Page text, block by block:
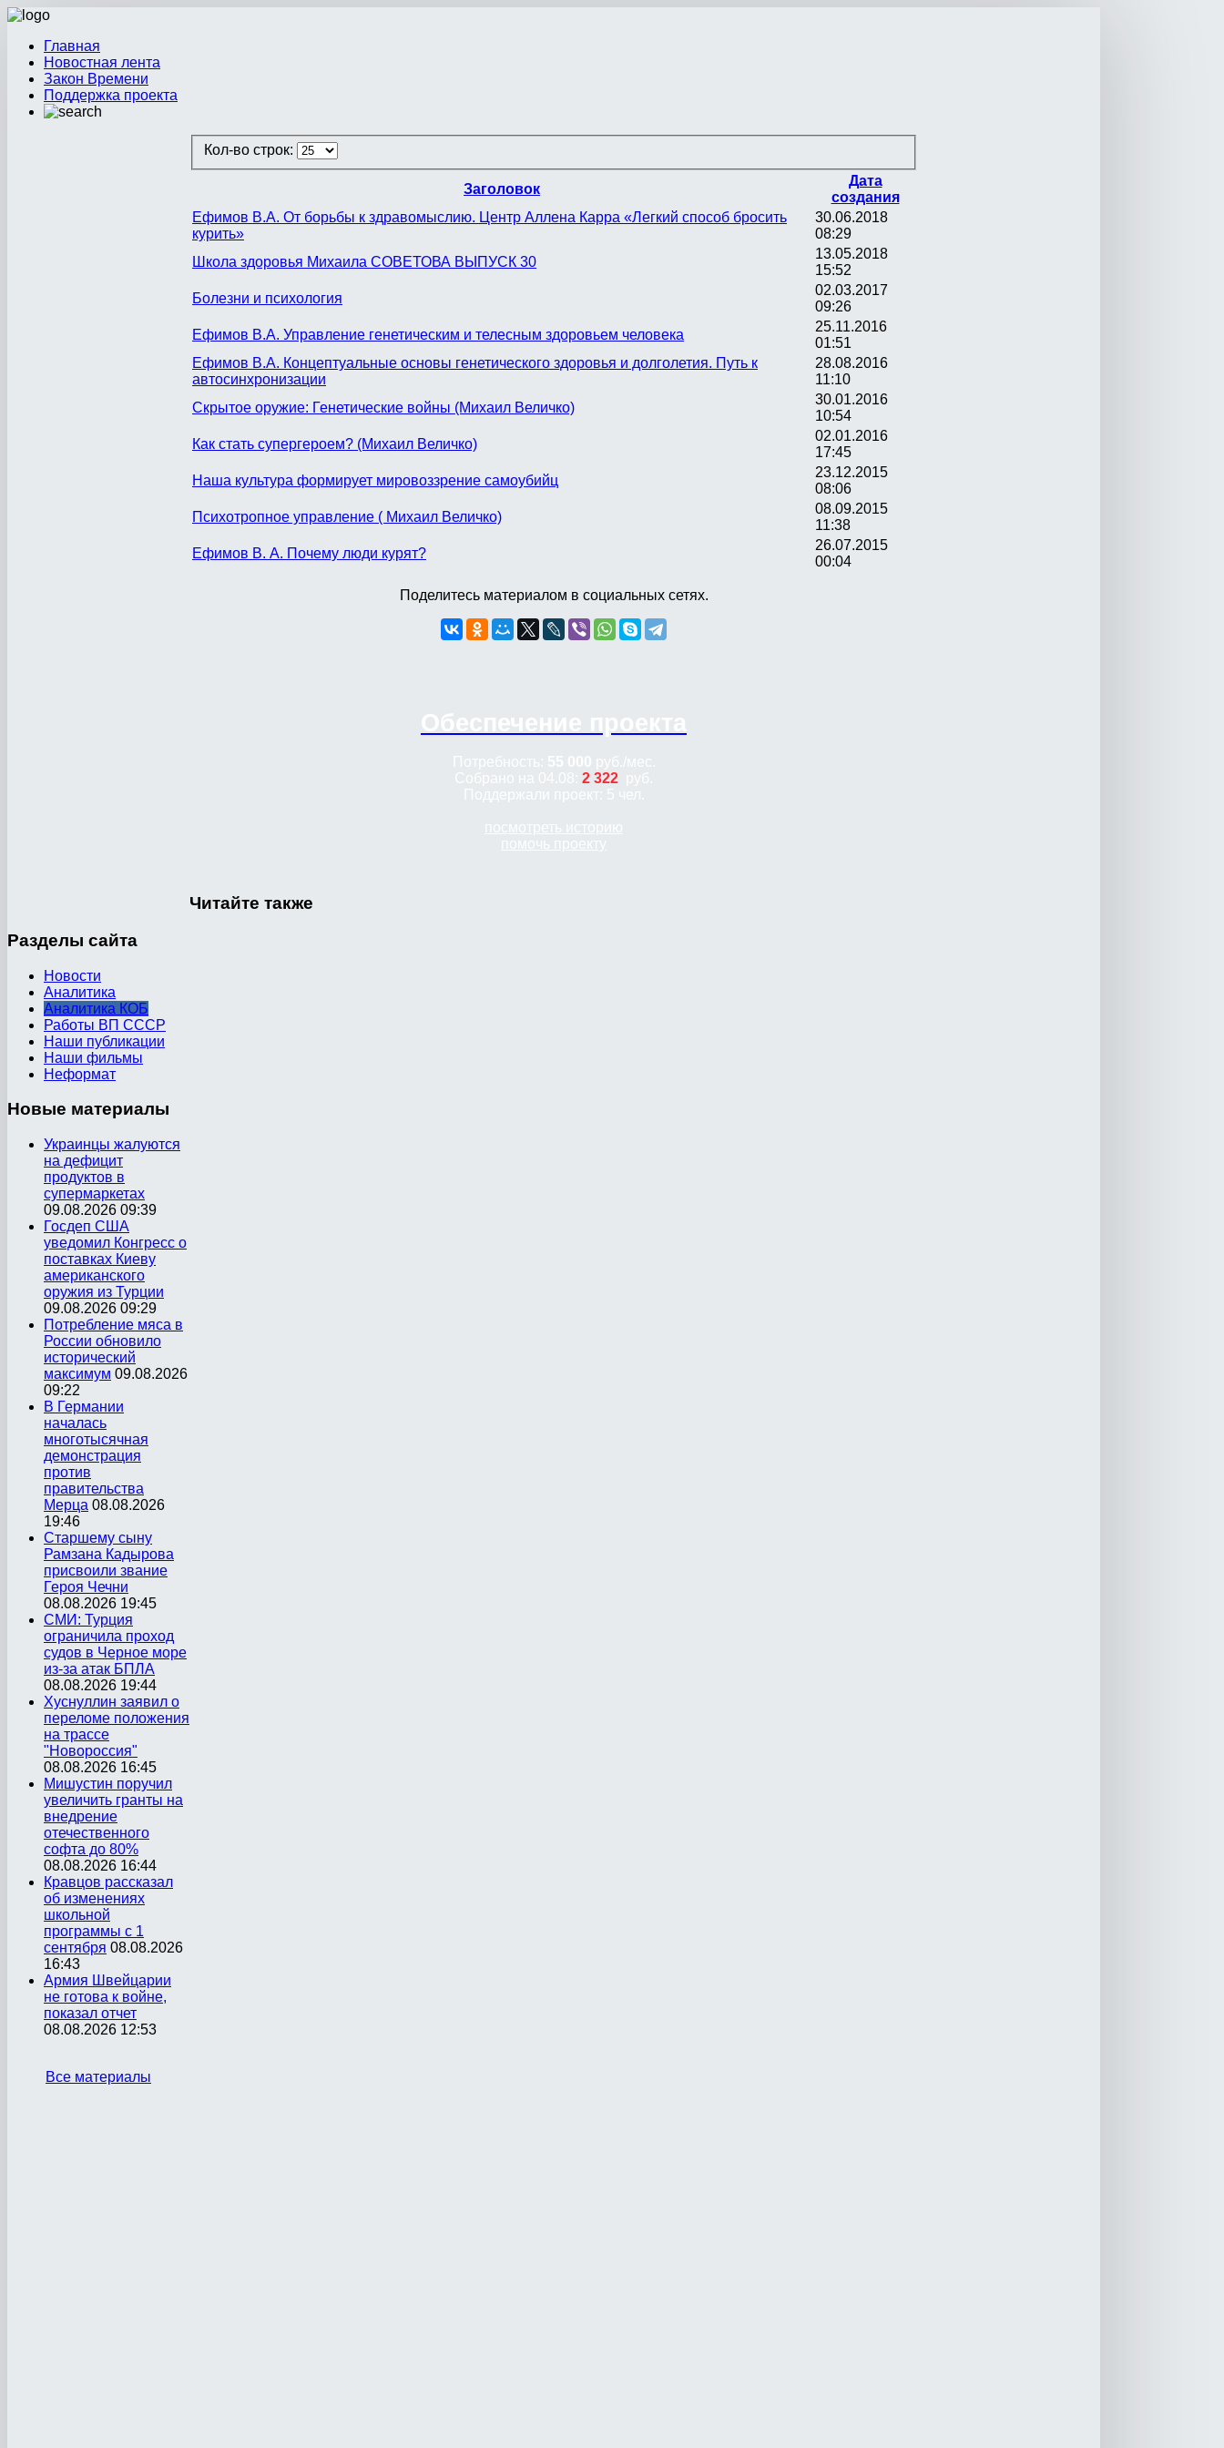
Главная
Новостная лента
Закон Времени
Поддержка проекта
Кол-во строк:
Заголовок
Дата
создания
Ефимов В.А. От борьбы к здравомыслию. Центр Аллена Карра «Легкий способ бросить
курить»
30.06.2018
08:29
Школа здоровья Михаила СОВЕТОВА ВЫПУСК 30
13.05.2018
15:52
Болезни и психология
02.03.2017
09:26
Ефимов В.А. Управление генетическим и телесным здоровьем человека
25.11.2016
01:51
Ефимов В.А. Концептуальные основы генетического здоровья и долголетия. Путь к
автосинхронизации
28.08.2016
11:10
Скрытое оружие: Генетические войны (Михаил Величко)
30.01.2016
10:54
Как стать супергероем? (Михаил Величко)
02.01.2016
17:45
Наша культура формирует мировоззрение самоубийц
23.12.2015
08:06
Психотропное управление ( Михаил Величко)
08.09.2015
11:38
Ефимов В. А. Почему люди курят?
26.07.2015
00:04
Поделитесь материалом в социальных сетях.
2 322
Читайте также
Разделы сайта
Новости
Аналитика
Аналитика КОБ
Работы ВП СССР
Наши публикации
Наши фильмы
Неформат
Новые материалы
Украинцы жалуются
на дефицит
продуктов в
супермаркетах
09.08.2026 09:39
Госдеп США
уведомил Конгресс о
поставках Киеву
американского
оружия из Турции
09.08.2026 09:29
Потребление мяса в
России обновило
исторический
максимум 09.08.2026
09:22
В Германии
началась
многотысячная
демонстрация
против
правительства
Мерца 08.08.2026
19:46
Старшему сыну
Рамзана Кадырова
присвоили звание
Героя Чечни
08.08.2026 19:45
СМИ: Турция
ограничила проход
судов в Черное море
из-за атак БПЛА
08.08.2026 19:44
Хуснуллин заявил о
переломе положения
на трассе
"Новороссия"
08.08.2026 16:45
Мишустин поручил
увеличить гранты на
внедрение
отечественного
софта до 80%
08.08.2026 16:44
Кравцов рассказал
об изменениях
школьной
программы с 1
сентября 08.08.2026
16:43
Армия Швейцарии
не готова к войне,
показал отчет
08.08.2026 12:53
Все материалы